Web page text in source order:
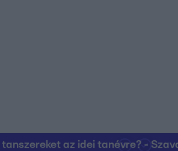
az idei tanévre? -